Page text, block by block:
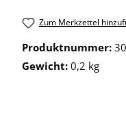
Zum Merkzettel
Produktnummer:
Gewicht: 0,2 kg